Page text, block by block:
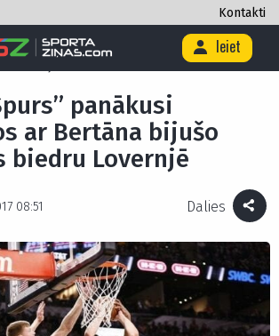
Kontakti
Ieiet
/ Medijs: “Spurs” panākusi vienošanos ar Bertāna
panākusi
ar Bertāna bijušo
biedru Lovernjē
08:51 Dalies